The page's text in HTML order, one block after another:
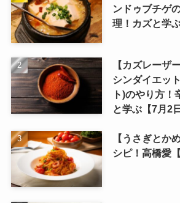
ンドゥブチゲ
理！カズと学
【カズレーザ
シンダイエッ
ト)のやり方！
と学ぶ【7月2日
【うさぎとか
シピ！高橋愛